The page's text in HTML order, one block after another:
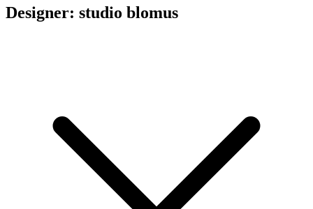
Designer: studio blomus